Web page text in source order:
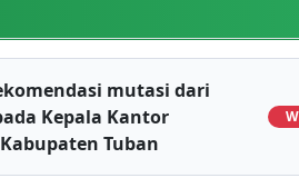
mutasi dari
Kepala Kantor
Tuban